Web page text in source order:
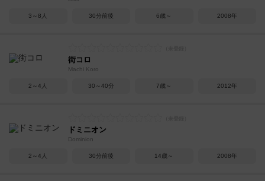
3～8人 30分前後 6歳～ 2008年
街コロ
Machi Koro
2～4人 30～40分 7歳～ 2012年
ドミニオン
Dominion
2～4人 30分前後 14歳～ 2008年